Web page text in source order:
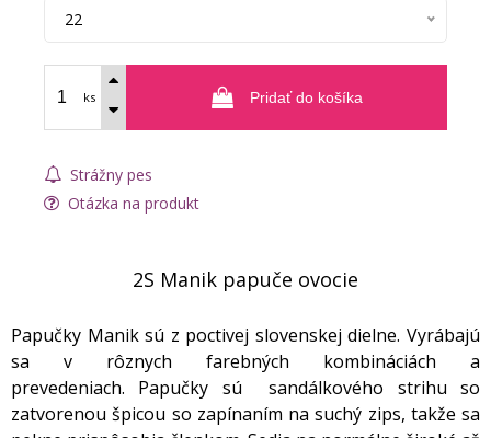
22
ks Pridať do košíka
Strážny pes
Otázka na produkt
2S Manik papuče ovocie
Papučky Manik sú z poctivej slovenskej dielne. Vyrábajú
sa v rôznych farebných kombináciách a
prevedeniach. Papučky sú sandálkového strihu so
zatvorenou špicou so zapínaním na suchý zips, takže sa